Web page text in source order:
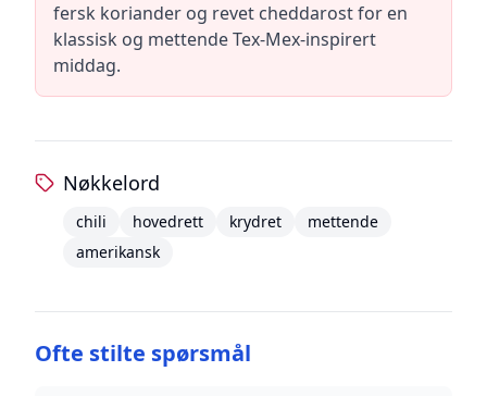
fersk koriander og revet cheddarost for en
klassisk og mettende Tex-Mex-inspirert
middag.
Nøkkelord
chili hovedrett krydret
mettende
amerikansk
Ofte stilte spørsmål